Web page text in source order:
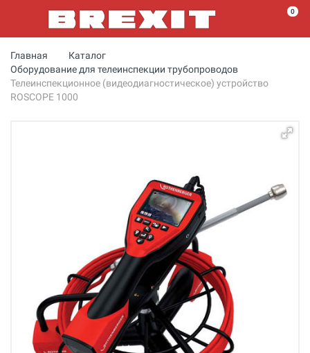
0
Главная
Каталог
Оборудование для телеинспекции трубопроводов
Телеинспекционное (видеодиагностическое) устройство
ROSCOPE 1000